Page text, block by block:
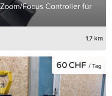
Focus Controller für
1,7 km
60 CHF / Tag